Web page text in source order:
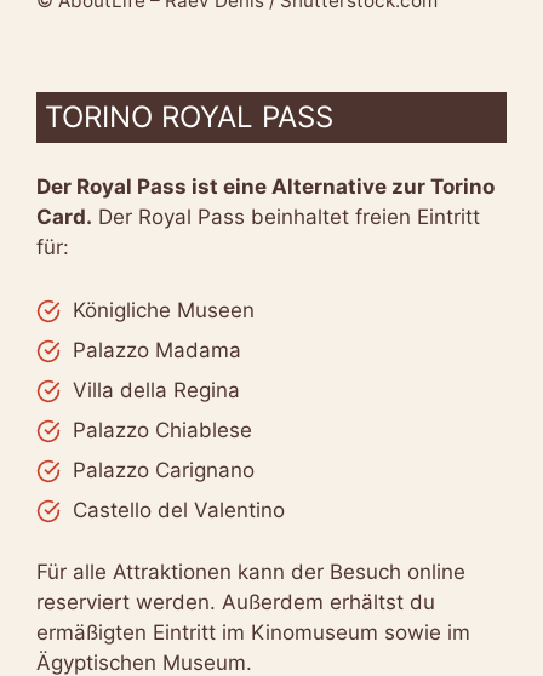
TORINO ROYAL PASS
Der Royal Pass ist eine Alternative zur Torino
Card. Der Royal Pass beinhaltet freien Eintritt
für:
Königliche Museen
Palazzo Madama
Villa della Regina
Palazzo Chiablese
Palazzo Carignano
Castello del Valentino
Für alle Attraktionen kann der Besuch online
reserviert werden. Außerdem erhältst du
ermäßigten Eintritt im Kinomuseum sowie im
Ägyptischen Museum.